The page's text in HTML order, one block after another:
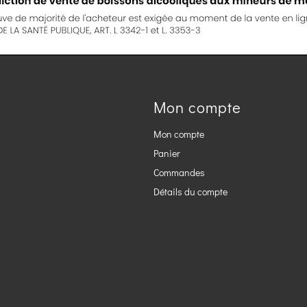
Mon compte
Mon compte
Panier
Commandes
Détails du compte